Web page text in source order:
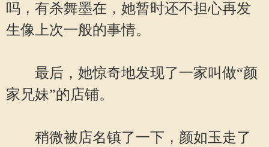
吗，有杀舞墨在，她暂时还不担心再发
生像上次一般的事情。
最后，她惊奇地发现了一家叫做“颜
家兄妹”的店铺。
稍微被店名镇了一下，颜如玉走了